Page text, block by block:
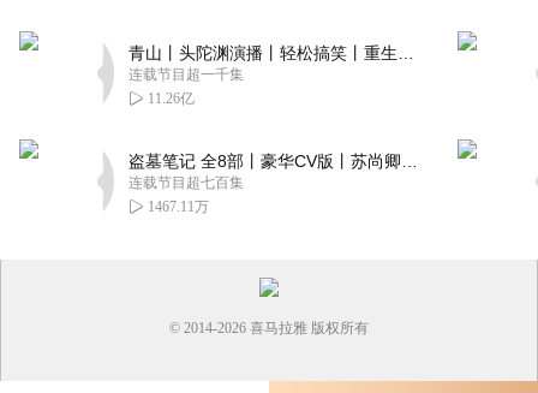
连载节目超一千集
11.26亿
连载节目超七百集
1467.11万
© 2014-2026 喜马拉雅 版权所有